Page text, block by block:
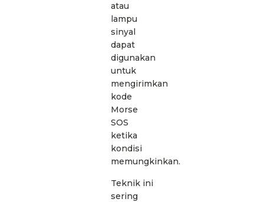
atau
lampu
sinyal
dapat
digunakan
untuk
mengirimkan
kode
Morse
SOS
ketika
kondisi
memungkinkan.
Teknik ini
sering